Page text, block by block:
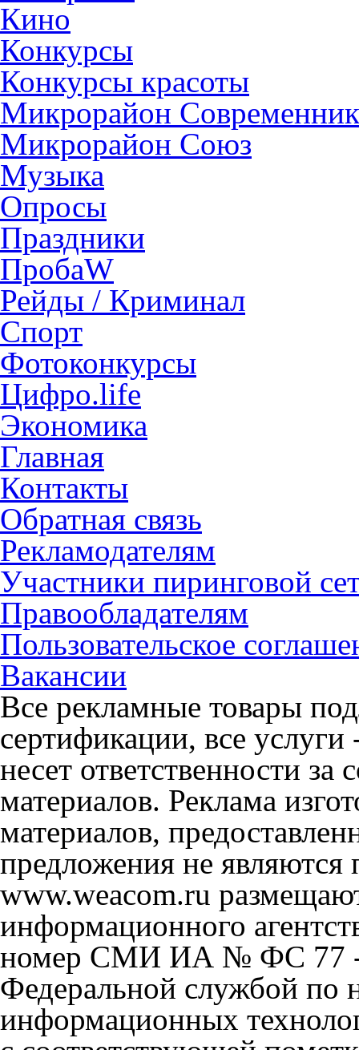
Кино
Конкурсы
Конкурсы красоты
Микрорайон Современник
Микрорайон Союз
Музыка
Опросы
Праздники
ПробаW
Рейды / Криминал
Спорт
Фотоконкурсы
Цифро.life
Экономика
Главная
Контакты
Обратная связь
Рекламодателям
Участники пиринговой
Правообладателям
Пользовательское
Вакансии
Все рекламные товары
сертификации, все
несет ответственности
материалов. Реклама
материалов,
предложения не
www.weacom.ru
информационного
номер СМИ ИА № ФС 77 -
Федеральной службой по
информационных